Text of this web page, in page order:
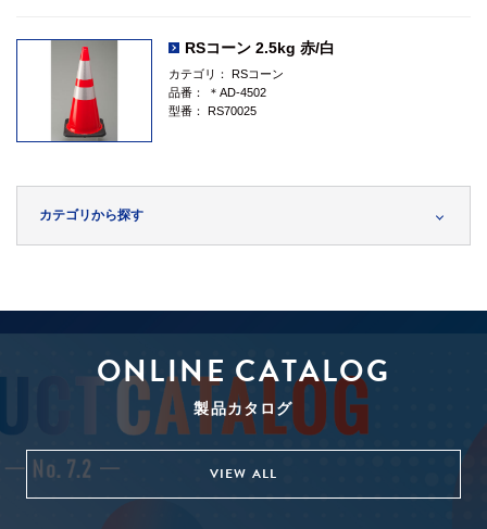
RSコーン 2.5kg 赤/白
カテゴリ：
RSコーン
品番：
＊AD-4502
型番：
RS70025
カテゴリから探す
ONLINE CATALOG
製品カタログ
VIEW ALL